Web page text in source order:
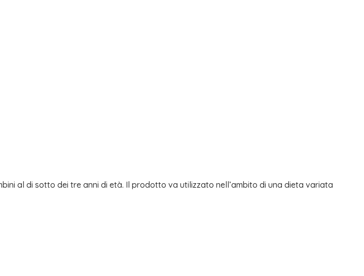
al di sotto dei tre anni di età. Il prodotto va utilizzato nell’ambito di una dieta variata